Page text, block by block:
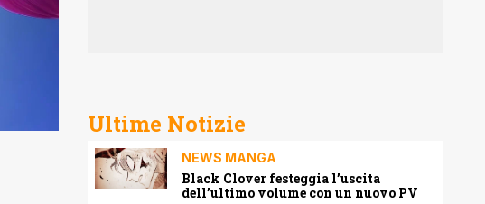
Ultime Notizie
NEWS MANGA
Black Clover festeggia l’uscita
dell’ultimo volume con un nuovo PV